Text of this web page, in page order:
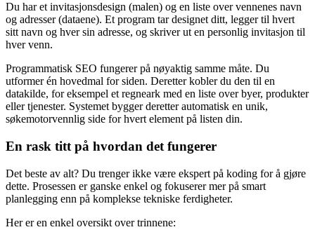
Du har et invitasjonsdesign (malen) og en liste over vennenes navn
og adresser (dataene). Et program tar designet ditt, legger til hvert
sitt navn og hver sin adresse, og skriver ut en personlig invitasjon til
hver venn.
Programmatisk SEO fungerer på nøyaktig samme måte. Du
utformer én hovedmal for siden. Deretter kobler du den til en
datakilde, for eksempel et regneark med en liste over byer, produkter
eller tjenester. Systemet bygger deretter automatisk en unik,
søkemotorvennlig side for hvert element på listen din.
En rask titt på hvordan det fungerer
Det beste av alt? Du trenger ikke være ekspert på koding for å gjøre
dette. Prosessen er ganske enkel og fokuserer mer på smart
planlegging enn på komplekse tekniske ferdigheter.
Her er en enkel oversikt over trinnene: